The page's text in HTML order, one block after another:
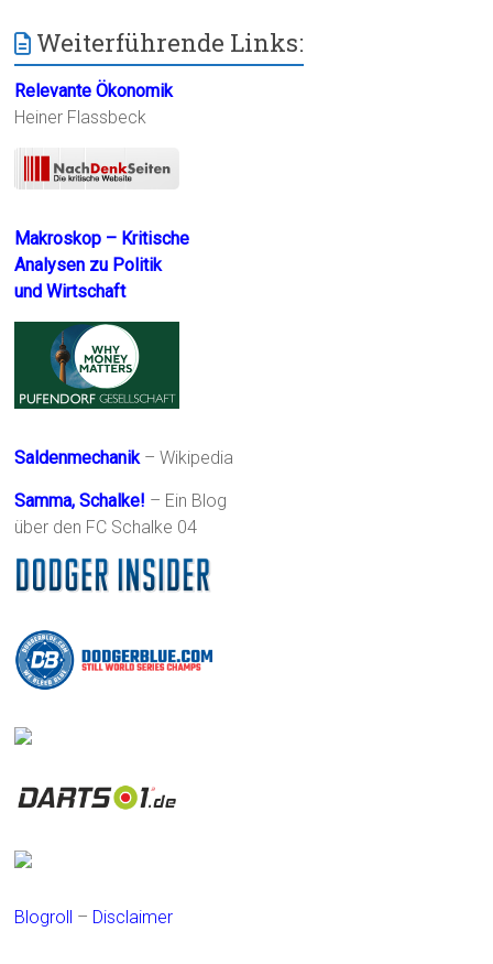
Weiterführende Links:
Relevante Ökonomik
Heiner Flassbeck
Makroskop – Kritische
Analysen zu Politik
und Wirtschaft
Saldenmechanik– Wikipedia
Samma, Schalke! – Ein Blog
über den FC Schalke 04
Blogroll – Disclaimer